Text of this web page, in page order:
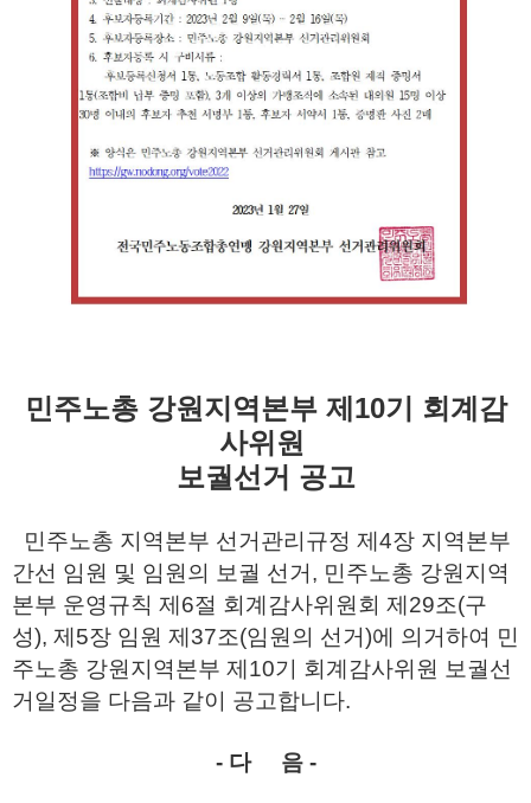
민주노총 강원지역본부 제10기 회계감
사위원
보궐선거 공고
민주노총 지역본부 선거관리규정 제4장 지역본부
간선 임원 및 임원의 보궐 선거, 민주노총 강원지역
본부 운영규칙 제6절 회계감사위원회 제29조(구
성), 제5장 임원 제37조(임원의 선거)에 의거하여 민
주노총 강원지역본부 제10기 회계감사위원 보궐선
거일정을 다음과 같이 공고합니다.
- 다 음 -